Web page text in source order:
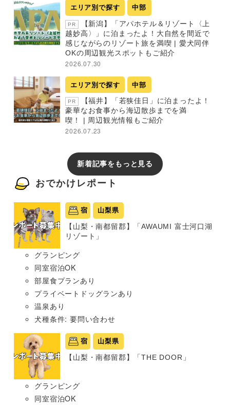
エリア別で探す 中部
PR
【新潟】「アパホテル＆リゾート〈上
越妙高〉」に泊まったよ！大自然を間近で
感じながらのリゾート旅を満喫 | 愛犬同伴
OKの周辺観光スポットもご紹介
2026.07.30
エリア別で探す 中部
PR
【福井】「若狭佳日」に泊まったよ！
豪華なお食事から海辺散歩までを満
喫！ | 周辺観光情報もご紹介
2026.07.23
新着記事をもっと見る
おでかけレポート
宿 山梨県
【山梨・南都留郡】「AWAUMI 富士河口湖
リゾート」
グランピング
同室宿泊OK
部屋食プランあり
プライベートドッグランあり
温泉あり
犬種条件: 要問い合わせ
宿 山梨県
【山梨・南都留郡】「THE DOOR」
グランピング
同室宿泊OK